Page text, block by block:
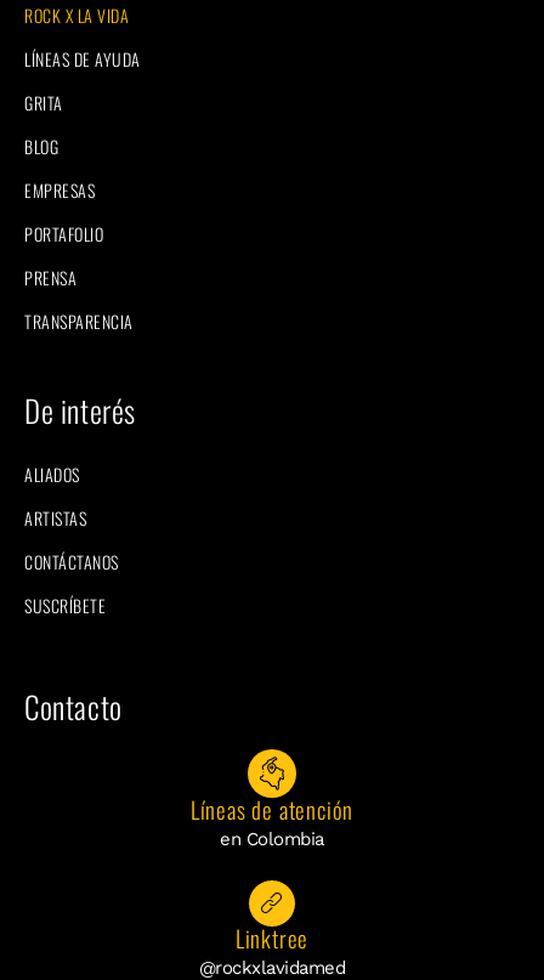
ROCK X LA VIDA
LÍNEAS DE AYUDA
GRITA
BLOG
EMPRESAS
PORTAFOLIO
PRENSA
TRANSPARENCIA
De interés
ALIADOS
ARTISTAS
CONTÁCTANOS
SUSCRÍBETE
Contacto
Líneas de atención
en Colombia
Linktree
@rockxlavidamed